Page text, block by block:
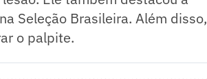
Seleção Brasileira. Além disso,
o palpite.